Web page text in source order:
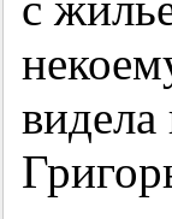
видела